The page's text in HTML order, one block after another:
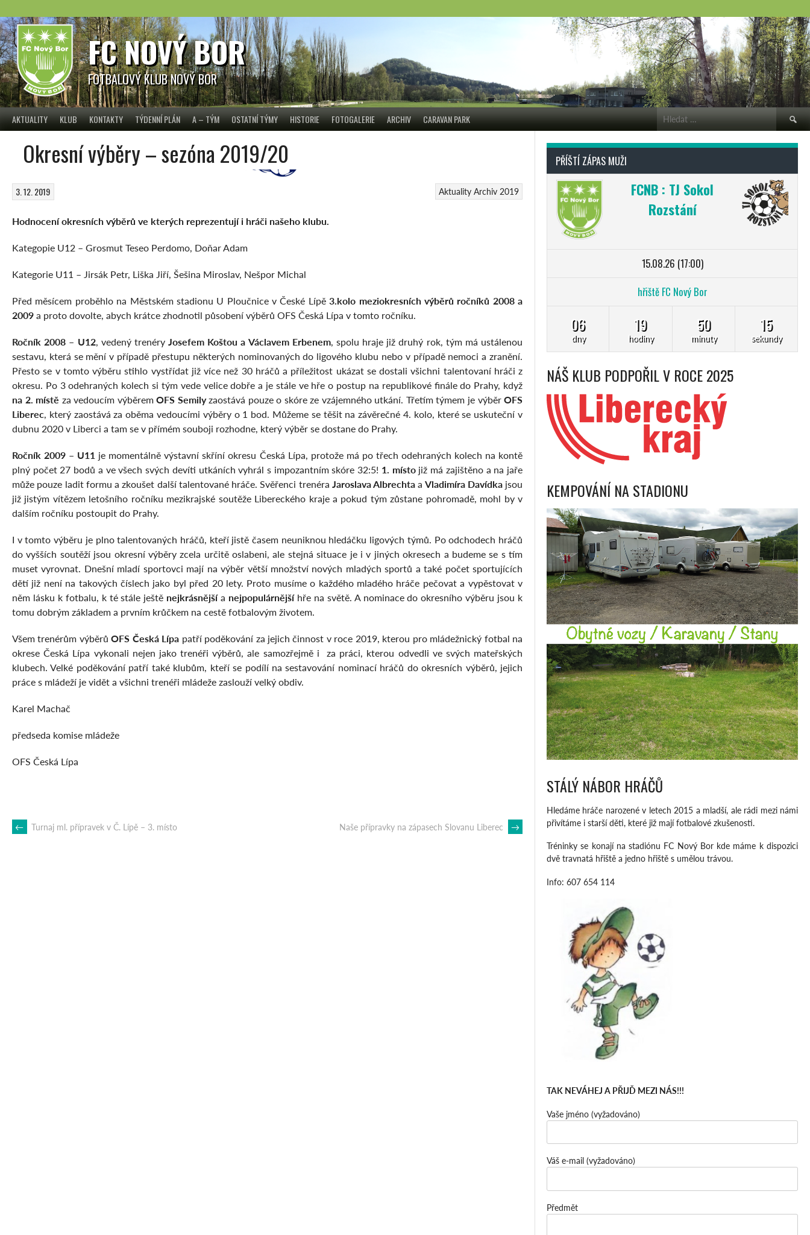
to
content
FC NOVÝ BOR
FOTBALOVÝ KLUB NOVÝ BOR
AKTUALITY KLUB KONTAKTY TÝDENNÍ PLÁN A – TÝM OSTATNÍ TÝMY HISTORIE FOTOGALERIE ARCHIV CARAVAN PARK
Okresní výběry – sezóna 2019/20
Aktuality Archiv 2019
3. 12. 2019
Hodnocení okresních výběrů ve kterých reprezentují i hráči našeho klubu.
Kategopie U12 – Grosmut Teseo Perdomo, Doňar Adam
Kategorie U11 – Jirsák Petr, Liška Jiří, Šešina Miroslav, Nešpor Michal
Před měsícem proběhlo na Městském stadionu U Ploučnice v České Lípě3.kolo meziokresních výběrů ročníků 2008 a
2009 a proto dovolte, abych krátce zhodnotil působení výběrů OFS Česká Lípa v tomto ročníku.
Ročník 2008 – U12, vedený trenéry Josefem Koštou a Václavem Erbenem, spolu hraje již druhý rok, tým má ustálenou
sestavu, která se mění v případě přestupu některých nominovaných do ligového klubu nebo v případě nemoci a zranění.
Přesto se v tomto výběru stihlo vystřídat již více než 30 hráčů a příležitost ukázat se dostali všichni talentovaní hráči z
okresu. Po 3 odehraných kolech si tým vede velice dobře a je stále ve hře o postup na republikové finále do Prahy, když
na 2. místě za vedoucím výběremOFS Semilyzaostává pouze o skóre ze vzájemného utkání. Třetím týmem je výběrOFS
Liberec , který zaostává za oběma vedoucími výběry o 1 bod. Můžeme se těšit na závěrečné 4. kolo, které se uskuteční v
dubnu 2020 v Liberci a tam se v přímém souboji rozhodne, který výběr se dostane do Prahy.
Ročník 2009 – U11 je momentálně výstavní skříní okresu Česká Lípa, protože má po třech odehraných kolech na kontě
plný počet 27 bodů a ve všech svých devíti utkáních vyhrál s impozantním skóre 32:5! 1. místojiž má zajištěno a na jaře
může pouze ladit formu a zkoušet další talentované hráče. Svěřenci trenéra Jaroslava Albrechtaa Vladimíra Davídkajsou
již jistým vítězem letošního ročníku mezikrajské soutěže Libereckého kraje a pokud tým zůstane pohromadě, mohl by v
dalším ročníku postoupit do Prahy.
I v tomto výběru je plno talentovaných hráčů, kteří jistě časem neuniknou hledáčku ligových týmů. Po odchodech hráčů
do vyšších soutěží jsou okresní výběry zcela určitě oslabeni, ale stejná situace je i v jiných okresech a budeme se s tím
muset vyrovnat. Dnešní mladí sportovci mají na výběr větší množství nových mladých sportů a také počet sportujících
dětí již není na takových číslech jako byl před 20 lety. Proto musíme o každého mladého hráče pečovat a vypěstovat v
něm lásku k fotbalu, k té stále ještě nejkrásnějšía nejpopulárnějšíhře na světě. A nominace do okresního výběru jsou k
tomu dobrým základem a prvním krůčkem na cestě fotbalovým životem.
Všem trenérům výběrůOFS Česká Lípa patří poděkování za jejich činnost v roce 2019, kterou pro mládežnický fotbal na
okrese Česká Lípa vykonali nejen jako trenéři výběrů, ale samozřejmě i za práci, kterou odvedli ve svých mateřských
klubech. Velké poděkování patří také klubům, kteří se podílí na sestavování nominací hráčů do okresních výběrů, jejich
práce s mládeží je vidět a všichni trenéři mládeže zaslouží velký obdiv.
Karel Machač
předseda komise mládeže
OFS Česká Lípa
POST
← Turnaj ml. přípravek v Č. Lípě – 3. místo Naše přípravky na zápasech Slovanu Liberec →
PŘÍŠTÍ ZÁPAS MUŽI
FCNB : TJ Sokol
Rozstání
15.08.26 (17:00)
hřiště FC Nový Bor
06
dny
19
hodiny
50
minuty
13
sekundy
NÁŠ KLUB PODPOŘIL V ROCE 2025
KEMPOVÁNÍ NA STADIONU
STÁLÝ NÁBOR HRÁČŮ
Hledáme hráče narozené v letech 2015 a mladší, ale rádi mezi námi
přivítáme i starší děti, které již mají fotbalové zkušenosti.
Tréninky se konají na stadiónu FC Nový Bor kde máme k dispozici
dvě travnatá hřiště a jedno hřiště s umělou trávou.
Info: 607 654 114
TAK NEVÁHEJ A PŘIJĎ MEZI NÁS!!!
Vaše jméno (vyžadováno)
Váš e-mail (vyžadováno)
Předmět